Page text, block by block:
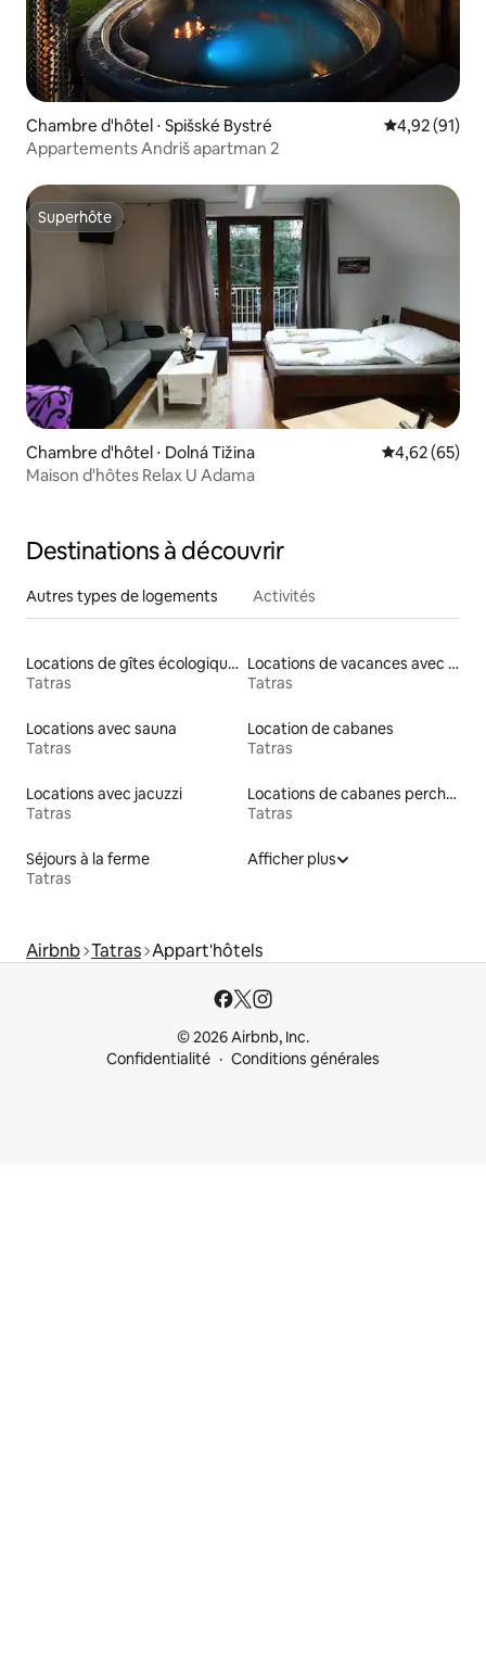
Chambre d'hôtel ⋅ Spišské Bystré Évaluation
4,92 (91)
Appartements Andriš apartman 2
Superhôte
Superhôte
Chambre d'hôtel ⋅ Dolná Tižina Évaluation
4,62 (65)
Maison d'hôtes Relax U Adama
Destinations à découvrir
Autres types de logements Activités
Locations de gîtes écologiques
Tatras
Locations de vacances avec piscine
Tatras
Locations avec sauna
Tatras
Location de cabanes
Tatras
Locations avec jacuzzi
Tatras
Locations de cabanes perchées
Tatras
Séjours à la ferme
Tatras
Afficher plus
Airbnb Tatras Appart'hôtels
© 2026 Airbnb, Inc.
Confidentialité
Conditions générales